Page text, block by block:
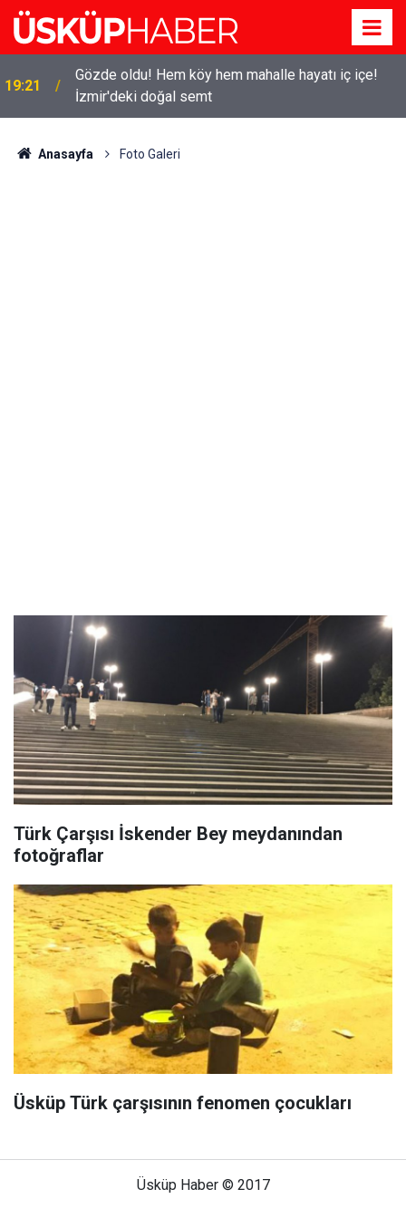
19:21
Gözde oldu! Hem köy hem mahalle hayatı iç içe!
İzmir'deki doğal semt
Anasayfa Foto Galeri
Türk Çarşısı İskender Bey meydanından
fotoğraflar
Üsküp Türk çarşısının fenomen çocukları
Üsküp Haber © 2017